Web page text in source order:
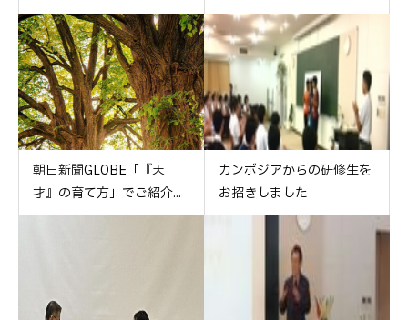
朝日新聞GLOBE「『天
才』の育て方」でご紹介...
カンボジアからの研修生を
お招きしました